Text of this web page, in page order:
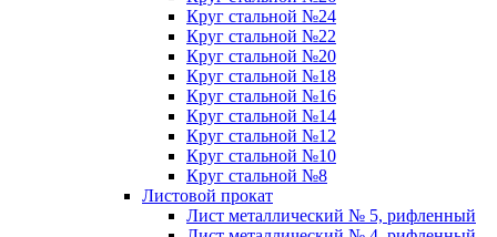
Круг стальной №24
Круг стальной №22
Круг стальной №20
Круг стальной №18
Круг стальной №16
Круг стальной №14
Круг стальной №12
Круг стальной №10
Круг стальной №8
Листовой прокат
Лист металлический № 5, рифленный